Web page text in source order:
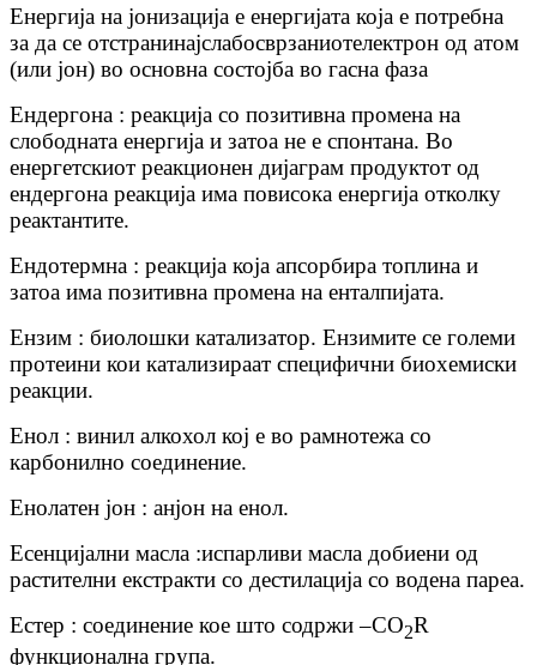
Енергија на јонизација е енергијата која е потребна
за да се отстранинајслабосврзаниотелектрон од атом
(или јон) во основна состојба во гасна фаза
Ендергона : реакција со позитивна промена на
слободната енергија и затоа не е спонтана. Во
енергетскиот реакционен дијаграм продуктот од
ендергона реакција има повисока енергија отколку
реактантите.
Ендотермна : реакција која апсорбира топлина и
затоа има позитивна промена на енталпијата.
Ензим : биолошки катализатор. Ензимите се големи
протеини кои катализираат специфични биохемиски
реакции.
Енол : винил алкохол кој е во рамнотежа со
карбонилно соединение.
Енолатен јон : анјон на енол.
Есенцијални масла :испарливи масла добиени од
растителни екстракти со дестилација со водена пареа.
Естер : соединение кое што содржи –CO2R
функционална група.